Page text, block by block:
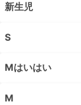
新生児
S
Mはいはい
M